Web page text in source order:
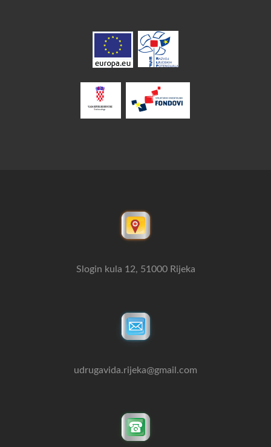
Slogin kula 12, 51000 Rijeka
udrugavida.rijeka@gmail.com